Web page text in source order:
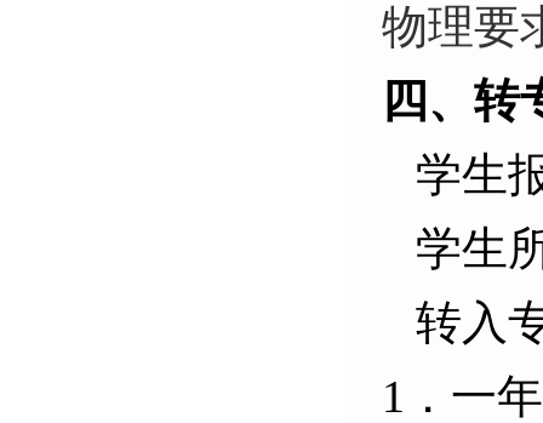
物理要
四、转
学生
学生
转入
1．一